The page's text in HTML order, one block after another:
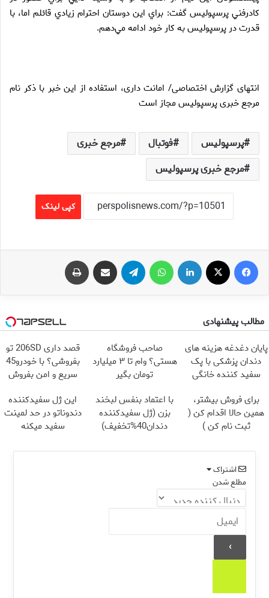
كادرفني پرسپوليس گفت: براي اين دوستان احترام زيادي قائلم اما، با
قدرت در پرسپوليس به كار خود ادامه مي‌دهم.
انتهای گزارش اختصاصی/ امانت داری، استفاده از این خبر با ذکر نام
مرجع خبری پرسپولیس مجاز است
پرسپولیس فوتبال
مرجع خبری
مرجع خبری پرسپولیس
کپی لینک
فیس بوک لینکدین تلگرام اشتراک گذاری از طریق ایمیل
مطالب پیشنهادی
پایان دغدغه هزینه های
دندان پزشکی با پک
سفید کننده خانگی
صاحب فروشگاه
هستی؟ وام تا ۳ میلیارد
تومان بگیر
قصد داری 206SD تو
بفروشی؟ با خودرو45
سریع و امن بفروش
برای فروش بیشتر،
همین حالا اقدام کن (
ثبت نام کن )
با اعتماد بنفس لبخند
بزن (ژل سفیدکننده
دندان40%تخفیف)
این ژل سفیدکننده
دندوناتو در حد لمینت
سفید میکنه
اشتراک
مطلع شدن